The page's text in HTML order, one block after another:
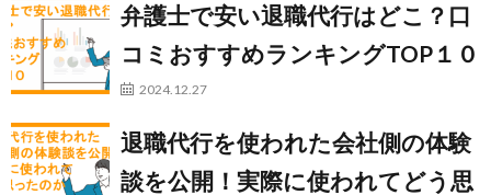
弁護士で安い退職代行はどこ？口
コミおすすめランキングTOP１０
2024.12.27
退職代行を使われた会社側の体験
談を公開！実際に使われてどう思